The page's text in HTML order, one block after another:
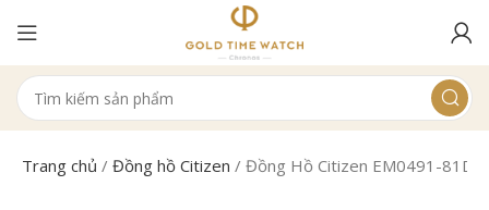
Trang chủ /Đồng hồ Citizen /Đồng Hồ Citizen EM0491-81D